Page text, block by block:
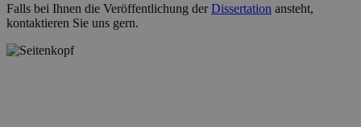
Falls bei Ihnen die Veröffentlichung derDissertation ansteht,
kontaktieren Sie uns gern.